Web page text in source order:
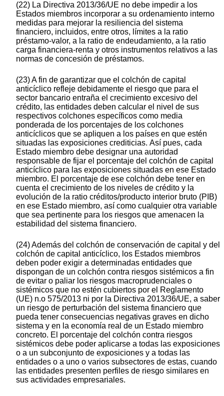
(22) La Directiva 2013/36/UE no debe impedir a los
Estados miembros incorporar a su ordenamiento interno
medidas para mejorar la resiliencia del sistema
financiero, incluidos, entre otros, límites a la ratio
préstamo-valor, a la ratio de endeudamiento, a la ratio
carga financiera-renta y otros instrumentos relativos a las
normas de concesión de préstamos.
(23) A fin de garantizar que el colchón de capital
anticíclico refleje debidamente el riesgo que para el
sector bancario entraña el crecimiento excesivo del
crédito, las entidades deben calcular el nivel de sus
respectivos colchones específicos como media
ponderada de los porcentajes de los colchones
anticíclicos que se apliquen a los países en que estén
situadas las exposiciones crediticias. Así pues, cada
Estado miembro debe designar una autoridad
responsable de fijar el porcentaje del colchón de capital
anticíclico para las exposiciones situadas en ese Estado
miembro. El porcentaje de ese colchón debe tener en
cuenta el crecimiento de los niveles de crédito y la
evolución de la ratio créditos/producto interior bruto (PIB)
en ese Estado miembro, así como cualquier otra variable
que sea pertinente para los riesgos que amenacen la
estabilidad del sistema financiero.
(24) Además del colchón de conservación de capital y del
colchón de capital anticíclico, los Estados miembros
deben poder exigir a determinadas entidades que
dispongan de un colchón contra riesgos sistémicos a fin
de evitar o paliar los riesgos macroprudenciales o
sistémicos que no estén cubiertos por el Reglamento
(UE) n.o 575/2013 ni por la Directiva 2013/36/UE, a saber
un riesgo de perturbación del sistema financiero que
pueda tener consecuencias negativas graves en dicho
sistema y en la economía real de un Estado miembro
concreto. El porcentaje del colchón contra riesgos
sistémicos debe poder aplicarse a todas las exposiciones
o a un subconjunto de exposiciones y a todas las
entidades o a uno o varios subsectores de estas, cuando
las entidades presenten perfiles de riesgo similares en
sus actividades empresariales.